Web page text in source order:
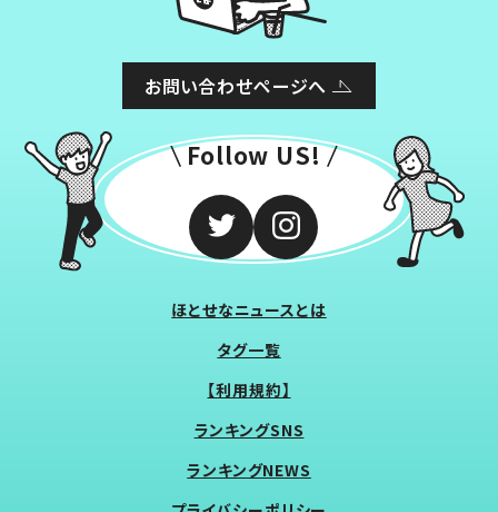
お問い合わせページへ
Follow US!
ほとせなニュースとは
タグ一覧
【利用規約】
ランキングSNS
ランキングNEWS